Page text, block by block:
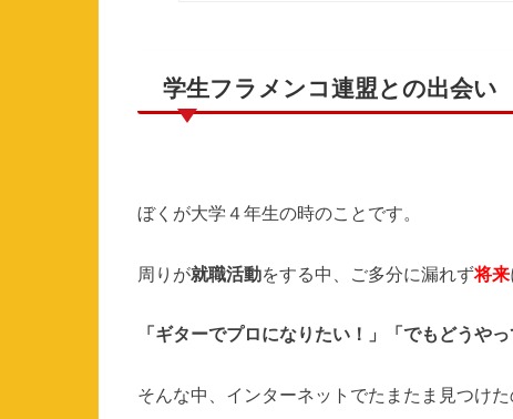
学生フラメンコ連盟との出会い
ぼくが大学４年生の時のことです。
周りが就職活動をする中、ご多分に漏れず将来
「ギターでプロになりたい！」「でもどうや
そんな中、インターネットでたまたま見つけ